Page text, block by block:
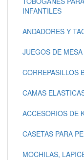
INFANTILES
ANDADORES Y
JUEGOS DE MESA
CORREPASILLOS
CAMAS
ACCESORIOS DE
CASETAS PARA
MOCHILAS,